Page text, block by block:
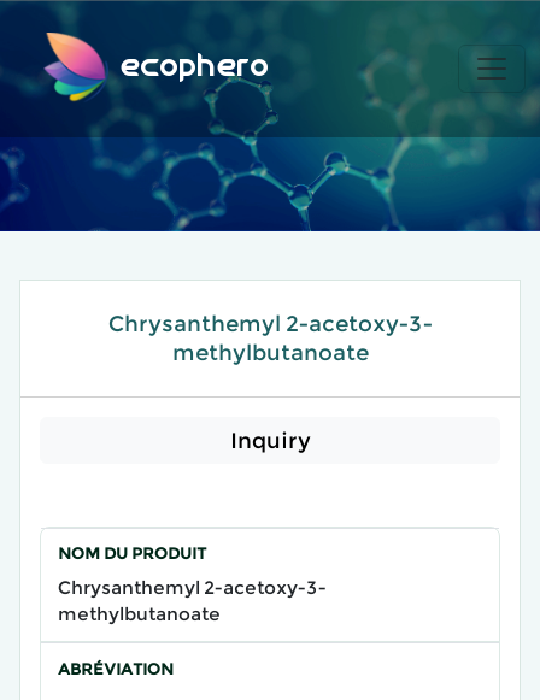
ecophero
Chrysanthemyl 2-acetoxy-3-
methylbutanoate
Inquiry
NOM DU PRODUIT
Chrysanthemyl 2-acetoxy-3-
methylbutanoate
ABRÉVIATION